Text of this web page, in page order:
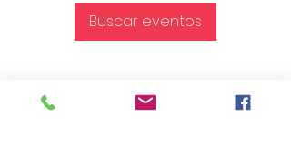
Buscar eventos